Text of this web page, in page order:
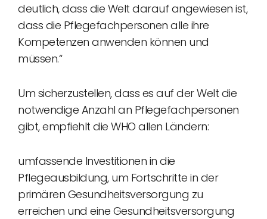
deutlich, dass die Welt darauf angewiesen ist,
dass die Pflegefachpersonen alle ihre
Kompetenzen anwenden können und
müssen.“
Um sicherzustellen, dass es auf der Welt die
notwendige Anzahl an Pflegefachpersonen
gibt, empfiehlt die WHO allen Ländern:
umfassende Investitionen in die
Pflegeausbildung, um Fortschritte in der
primären Gesundheitsversorgung zu
erreichen und eine Gesundheitsversorgung